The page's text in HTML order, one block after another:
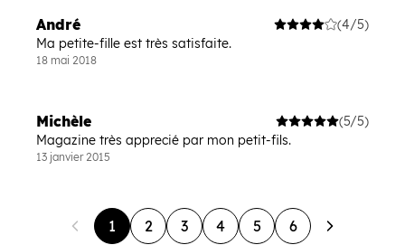
André
(4/5)
Ma petite-fille est très satisfaite.
18 mai 2018
Michèle
(5/5)
Magazine très apprecié par mon petit-fils.
13 janvier 2015
1 2 3 4 5 6